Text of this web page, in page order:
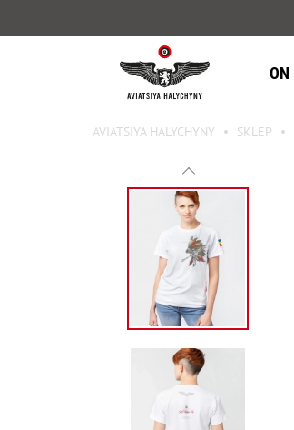
ON
AVIATSIYA HALYCHYNY SKLEP